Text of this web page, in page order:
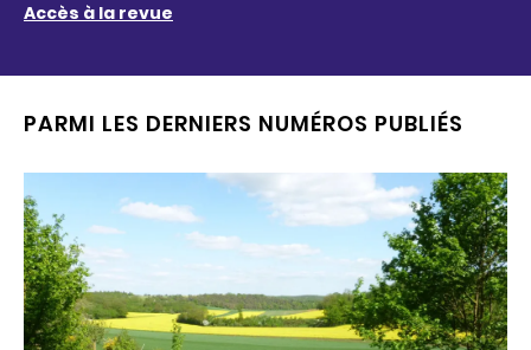
Accès à la revue
PARMI LES DERNIERS NUMÉROS PUBLIÉS